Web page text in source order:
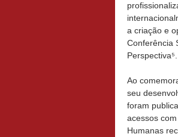
a criação e
Conferência
Perspectiva⁵.
Ao
seu
foram
acessos
Humanas